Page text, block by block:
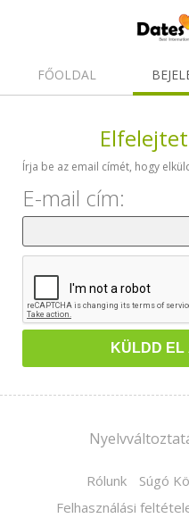
FŐOLDAL
Írja be az email címét, hogy
E-mail cím:
Rólunk Súgó
Felhasználási